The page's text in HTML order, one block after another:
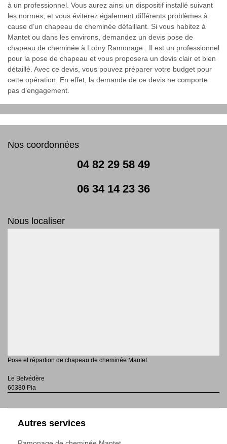
à un professionnel. Vous aurez ainsi un dispositif installé suivant
les normes, et vous éviterez également différents problèmes à
cause d’un chapeau de cheminée défaillant. Si vous habitez à
Mantet ou dans les environs, demandez un devis pose de
chapeau de cheminée à Lobry Ramonage . Il est un professionnel
pour la pose de chapeau et vous proposera un devis clair et bien
détaillé. Avec ce devis, vous pouvez préparer votre budget pour
cette opération. En effet, la demande de ce devis ne comporte
pas d’engagement.
Nos coordonnées
04 82 29 58 49
06 34 14 23 36
Nous localiser
Pose et répartion de chapeau de cheminée Mantet
Le Belvédère
66380 Pia
Autres services